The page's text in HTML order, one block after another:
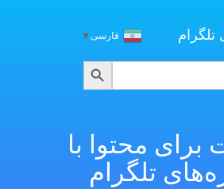
content
فارسی▼
برای محتوا با
تلگرام